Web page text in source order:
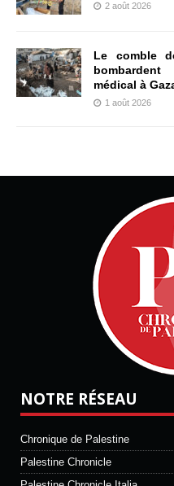
2 août 2026
Le comble
médical à
1 août 2026
NOTRE RÉSEAU
Chronique de Palestine
Palestine Chronicle